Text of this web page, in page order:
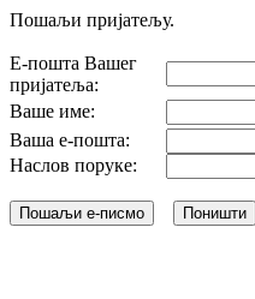
Пошаљи пријатељу.
Е-пошта Вашег
пријатеља:
Ваше име:
Ваша е-пошта:
Наслов поруке: